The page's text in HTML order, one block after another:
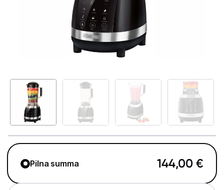
Telefoni, planšetdatori
Viedierīces
Sadzīves tehnika
Iebūvējamā tehnika
Mazā tehnika
Kafijas pagatavošana
Mazā virtuves tehnika
Mikroviļņu krāsnis
Pilna summa 144,00 €